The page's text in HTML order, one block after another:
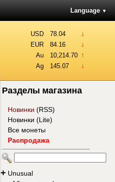
Language ▼
USD 78.04 ↓
EUR 84.16 ↓
Au 10,214.70 ↑
Ag 145.07 ↓
Разделы магазина
Новинки (RSS)
Новинки (Lite)
Все монеты
Распродажа
+ Unusual